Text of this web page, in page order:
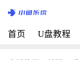
首页 U盘教程